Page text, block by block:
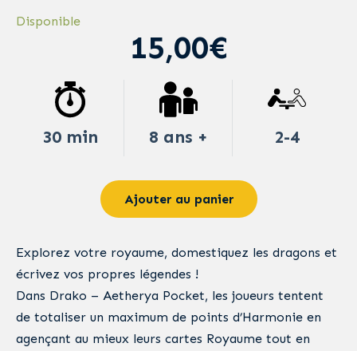
Disponible
15,00€
30 min 8 ans + 2-4
Ajouter au panier
Explorez votre royaume, domestiquez les dragons et
écrivez vos propres légendes !
Dans Drako – Aetherya Pocket, les joueurs tentent
de totaliser un maximum de points d’Harmonie en
agençant au mieux leurs cartes Royaume tout en